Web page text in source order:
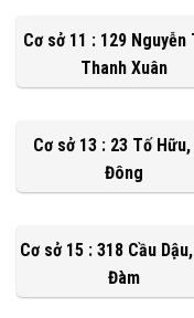
Cơ sở 11 : 129 Nguyễn
Thanh Xuân
Cơ sở 13 : 23 Tố Hữu,
Đông
Cơ sở 15 : 318 Cầu
Đàm